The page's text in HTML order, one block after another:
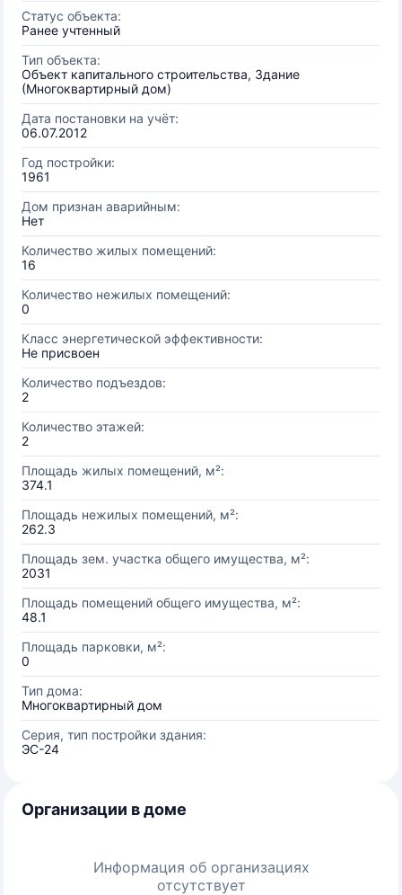
Статус объекта:
Ранее учтенный
Тип объекта:
Объект капитального строительства, Здание
(Многоквартирный дом)
Дата постановки на учёт:
06.07.2012
Год постройки:
1961
Дом признан аварийным:
Нет
Количество жилых помещений:
16
Количество нежилых помещений:
0
Класс энергетической эффективности:
Не присвоен
Количество подъездов:
2
Количество этажей:
2
Площадь жилых помещений, м²:
374.1
Площадь нежилых помещений, м²:
262.3
Площадь зем. участка общего имущества, м²:
2031
Площадь помещений общего имущества, м²:
48.1
Площадь парковки, м²:
0
Тип дома:
Многоквартирный дом
Серия, тип постройки здания:
ЭС-24
Организации в доме
Информация об организациях
отсутствует